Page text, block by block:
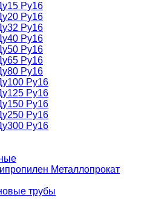
Ру16
Ру16
Ру16
Ру16
Ру16
Ру16
Ру16
Ру16
Ру16
Ру16
Ру16
Ру16
Металлопрокат
трубы